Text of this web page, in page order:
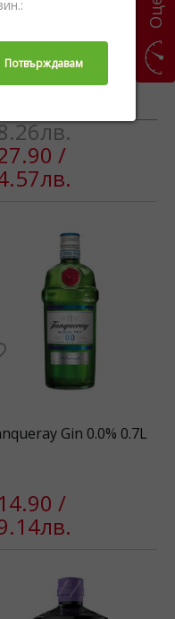
Mare 42.7% 1L
/
Gin 0.0% 0.7L
/
Потвърждавам